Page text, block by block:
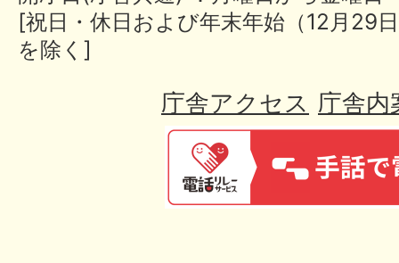
[祝日・休日および年末年始（12月29
を除く]
庁舎アクセス 庁舎内